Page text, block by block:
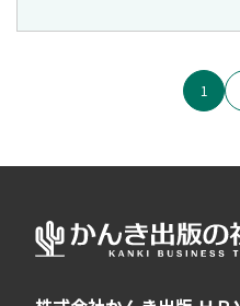
1